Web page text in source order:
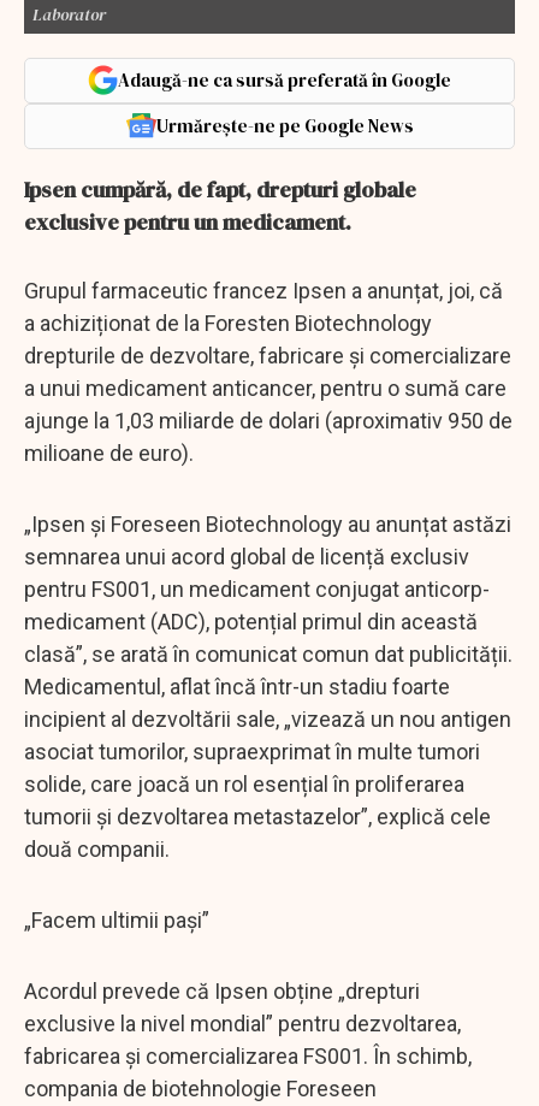
Laborator
Adaugă-ne ca sursă preferată în Google
Urmărește-ne pe Google News
Ipsen cumpără, de fapt, drepturi globale
exclusive pentru un medicament.
Grupul farmaceutic francez Ipsen a anunțat, joi, că
a achiziționat de la Foresten Biotechnology
drepturile de dezvoltare, fabricare și comercializare
a unui medicament anticancer, pentru o sumă care
ajunge la 1,03 miliarde de dolari (aproximativ 950 de
milioane de euro).
„Ipsen și Foreseen Biotechnology au anunțat astăzi
semnarea unui acord global de licență exclusiv
pentru FS001, un medicament conjugat anticorp-
medicament (ADC), potențial primul din această
clasă”, se arată în comunicat comun dat publicității.
Medicamentul, aflat încă într-un stadiu foarte
incipient al dezvoltării sale, „vizează un nou antigen
asociat tumorilor, supraexprimat în multe tumori
solide, care joacă un rol esențial în proliferarea
tumorii și dezvoltarea metastazelor”, explică cele
două companii.
„Facem ultimii pași”
Acordul prevede că Ipsen obține „drepturi
exclusive la nivel mondial” pentru dezvoltarea,
fabricarea și comercializarea FS001. În schimb,
compania de biotehnologie Foreseen